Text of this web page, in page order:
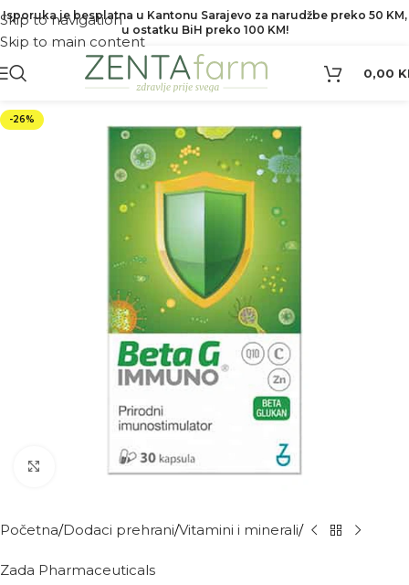
Skip to navigation
Skip to main content
Isporuka je besplatna u Kantonu Sarajevo za narudžbe preko 50 KM,
u ostatku BiH preko 100 KM!
0,00
-26%
Kliknite za povećanje
Početna Dodaci prehrani Vitamini i minerali
Zada Pharmaceuticals